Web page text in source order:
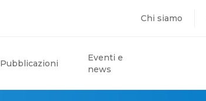
Chi siamo
Pubblicazioni
Eventi e
news